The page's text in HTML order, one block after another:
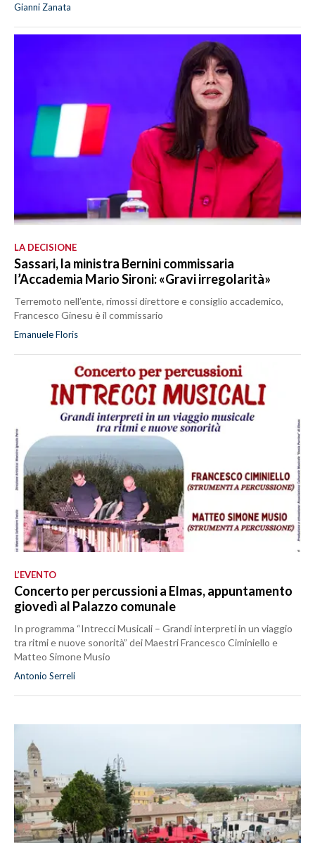
Gianni Zanata
LA DECISIONE
Sassari, la ministra Bernini commissaria
l’Accademia Mario Sironi: «Gravi irregolarità»
Terremoto nell’ente, rimossi direttore e consiglio accademico,
Francesco Ginesu è il commissario
Emanuele Floris
L’EVENTO
Concerto per percussioni a Elmas, appuntamento
giovedì al Palazzo comunale
In programma “Intrecci Musicali – Grandi interpreti in un viaggio
tra ritmi e nuove sonorità” dei Maestri Francesco Ciminiello e
Matteo Simone Musio
Antonio Serreli